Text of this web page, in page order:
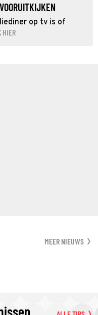
VOORUITKIJKEN
op tv is of
HIER
MEER NIEUWS